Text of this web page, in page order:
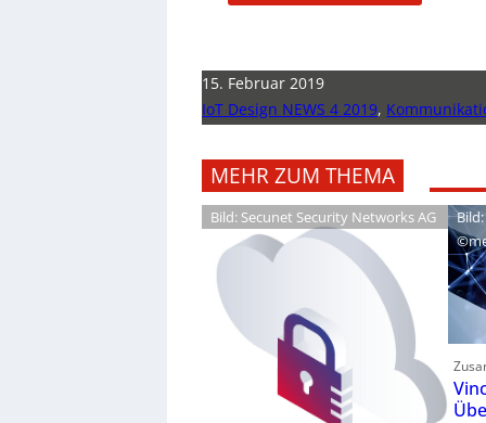
15. Februar 2019
IoT Design NEWS 4 2019,
MEHR ZUM THEMA
Bild: Secunet Security Networks AG
Bild: